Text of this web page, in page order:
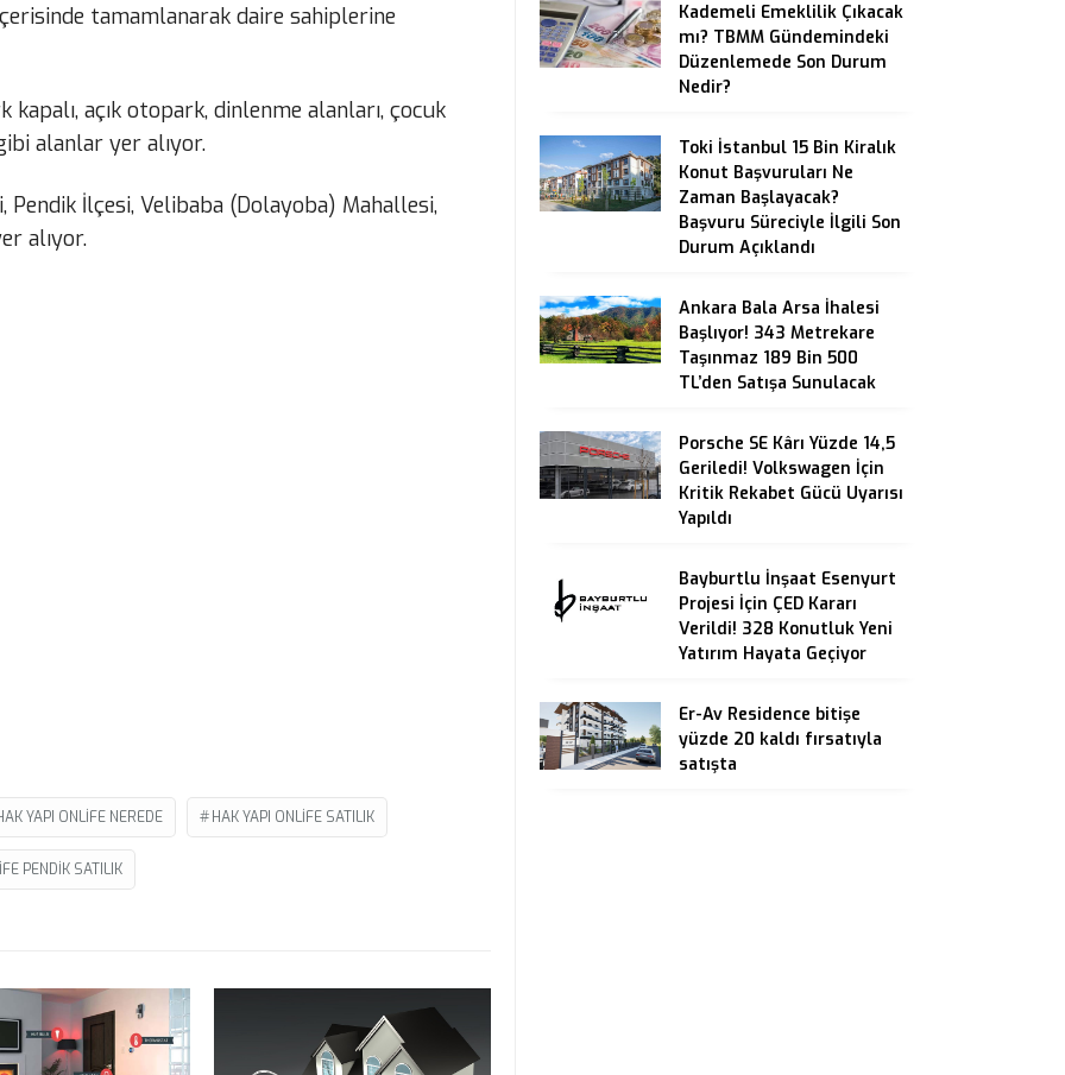
tamamlanarak daire sahiplerine
açık otopark, dinlenme alanları, çocuk
alanlar yer alıyor.
İlçesi, Velibaba (Dolayoba) Mahallesi,
alıyor.
YAPI ONLIFE NEREDE HAK YAPI ONLIFE SATILIK
PENDIK SATILIK
Kademeli Emeklilik Çıkacak
mı? TBMM Gündemindeki
Düzenlemede Son Durum
Nedir?
Toki İstanbul 15 Bin Kiralık
Konut Başvuruları Ne
Zaman Başlayacak?
Başvuru Süreciyle İlgili Son
Durum Açıklandı
Ankara Bala Arsa İhalesi
Başlıyor! 343 Metrekare
Taşınmaz 189 Bin 500
TL’den Satışa Sunulacak
Porsche SE Kârı Yüzde 14,5
Geriledi! Volkswagen İçin
Kritik Rekabet Gücü Uyarısı
Yapıldı
Bayburtlu İnşaat Esenyurt
Projesi İçin ÇED Kararı
Verildi! 328 Konutluk Yeni
Yatırım Hayata Geçiyor
Er-Av Residence bitişe
yüzde 20 kaldı fırsatıyla
satışta